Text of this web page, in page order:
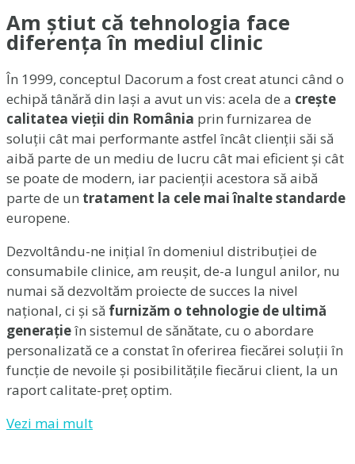
Am știut că tehnologia face
diferența în mediul clinic
În 1999, conceptul Dacorum a fost creat atunci când o
echipă tânără din Iași a avut un vis: acela de a crește
calitatea vieții din România prin furnizarea de
soluții cât mai performante astfel încât clienții săi să
aibă parte de un mediu de lucru cât mai eficient și cât
se poate de modern, iar pacienții acestora să aibă
parte de un tratament la cele mai înalte standarde
europene.
Dezvoltându-ne inițial în domeniul distribuției de
consumabile clinice, am reușit, de-a lungul anilor, nu
numai să dezvoltăm proiecte de succes la nivel
național, ci și să furnizăm o tehnologie de ultimă
generațieîn sistemul de sănătate, cu o abordare
personalizată ce a constat în oferirea fiecărei soluții în
funcție de nevoile și posibilitățile fiecărui client, la un
raport calitate-preț optim.
Vezi mai mult